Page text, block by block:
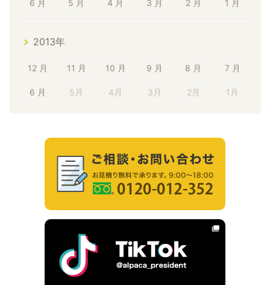
6 月 5 月 4 月 3 月 2 月 1 月
2013年
12 月 11 月 10 月 9 月 8 月 7 月
6 月 5月 4月 3月 2月 1月